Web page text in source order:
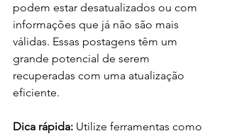
podem estar desatualizados ou com
informações que já não são mais
válidas. Essas postagens têm um
grande potencial de serem
recuperadas com uma atualização
eficiente.
Dica rápida: Utilize ferramentas como